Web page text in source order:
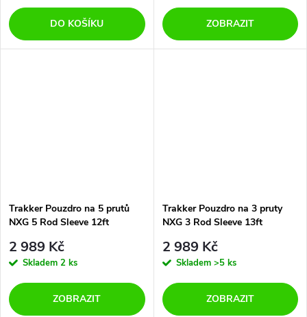
DO KOŠÍKU ZOBRAZIT
Trakker Pouzdro na 5 prutů
NXG 5 Rod Sleeve 12ft
2 989 Kč
Skladem 2 ks
ZOBRAZIT
Trakker Pouzdro na 3 pruty
NXG 3 Rod Sleeve 13ft
2 989 Kč
Skladem >5 ks
ZOBRAZIT